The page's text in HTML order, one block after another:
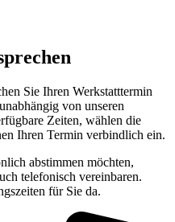
Sie Ihren Werkstatttermin
von unseren
Zeiten, wählen die
Ihren Termin verbindlich ein.
abstimmen möchten,
telefonisch vereinbaren.
für Sie da.